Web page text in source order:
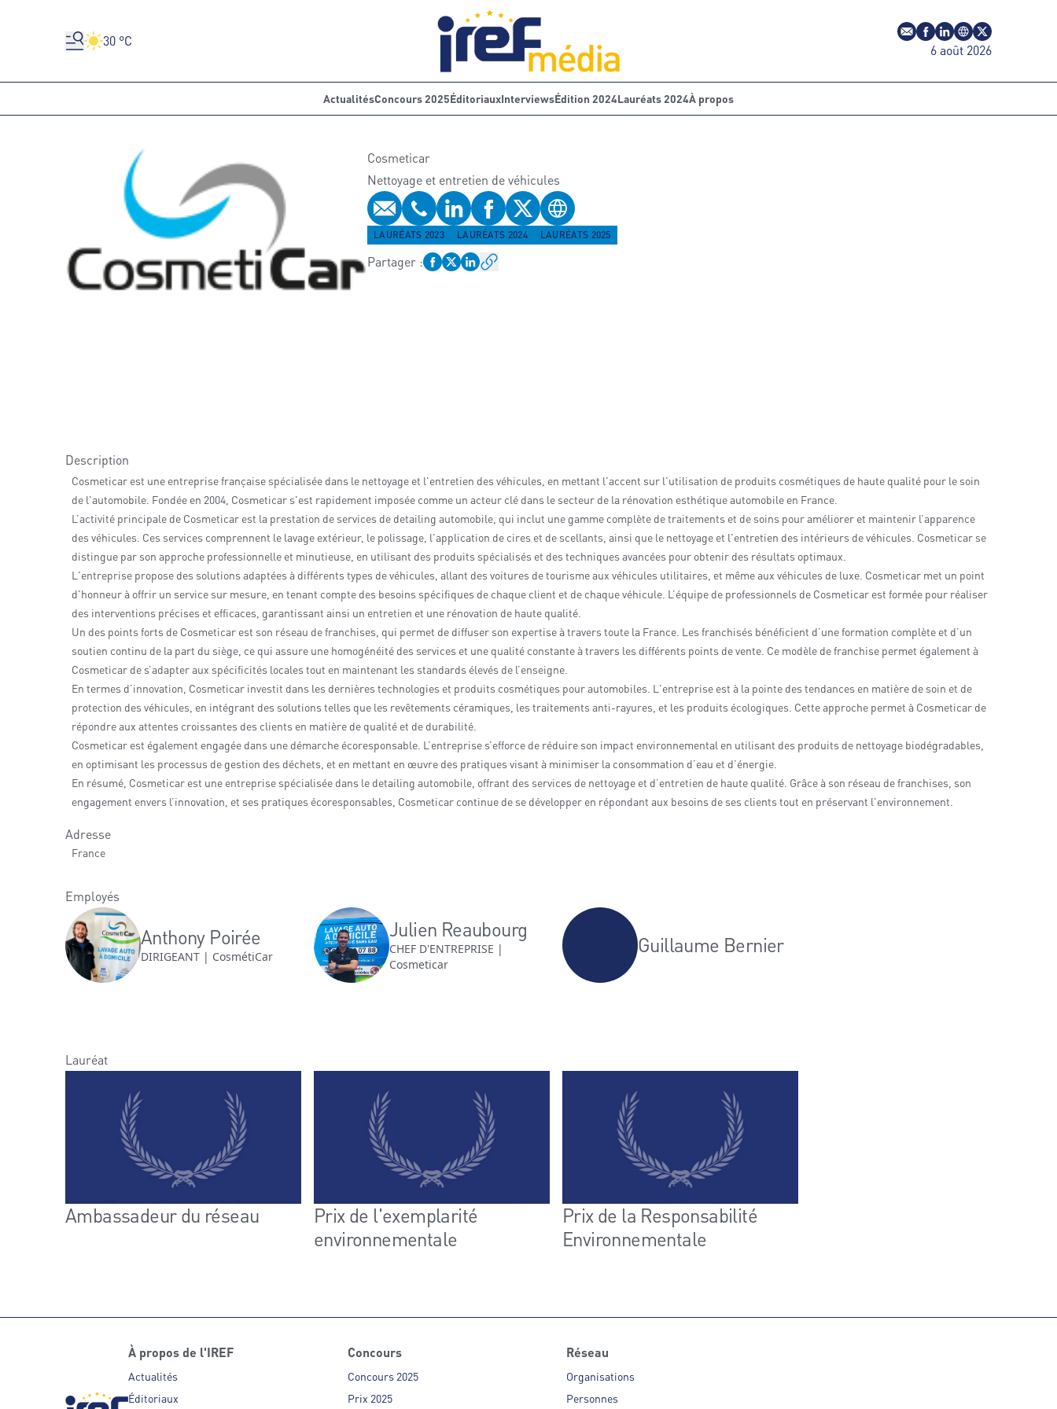
30 °C
E-mailProfil Facebook
Profil LinkedIn
Site webProfil Twitter
6 août 2026
ActualitésConcours 2025ÉditoriauxInterviewsÉdition 2024Lauréats 2024À propos
Cosmeticar
Nettoyage et entretien de véhicules
E-mailTéléphoneProfil LinkedIn
Profil Facebook
Profil Twitter
Site web
LAURÉATS 2023 LAURÉATS 2024 LAURÉATS 2025
Partager :
Description
Cosmeticar est une entreprise française spécialisée dans le nettoyage et l'entretien des véhicules, en mettant l'accent sur l'utilisation de produits cosmétiques de haute qualité pour le soin
de l'automobile. Fondée en 2004, Cosmeticar s'est rapidement imposée comme un acteur clé dans le secteur de la rénovation esthétique automobile en France.
L’activité principale de Cosmeticar est la prestation de services de detailing automobile, qui inclut une gamme complète de traitements et de soins pour améliorer et maintenir l’apparence
des véhicules. Ces services comprennent le lavage extérieur, le polissage, l'application de cires et de scellants, ainsi que le nettoyage et l'entretien des intérieurs de véhicules. Cosmeticar se
distingue par son approche professionnelle et minutieuse, en utilisant des produits spécialisés et des techniques avancées pour obtenir des résultats optimaux.
L'entreprise propose des solutions adaptées à différents types de véhicules, allant des voitures de tourisme aux véhicules utilitaires, et même aux véhicules de luxe. Cosmeticar met un point
d'honneur à offrir un service sur mesure, en tenant compte des besoins spécifiques de chaque client et de chaque véhicule. L’équipe de professionnels de Cosmeticar est formée pour réaliser
des interventions précises et efficaces, garantissant ainsi un entretien et une rénovation de haute qualité.
Un des points forts de Cosmeticar est son réseau de franchises, qui permet de diffuser son expertise à travers toute la France. Les franchisés bénéficient d’une formation complète et d’un
soutien continu de la part du siège, ce qui assure une homogénéité des services et une qualité constante à travers les différents points de vente. Ce modèle de franchise permet également à
Cosmeticar de s’adapter aux spécificités locales tout en maintenant les standards élevés de l’enseigne.
En termes d’innovation, Cosmeticar investit dans les dernières technologies et produits cosmétiques pour automobiles. L'entreprise est à la pointe des tendances en matière de soin et de
protection des véhicules, en intégrant des solutions telles que les revêtements céramiques, les traitements anti-rayures, et les produits écologiques. Cette approche permet à Cosmeticar de
répondre aux attentes croissantes des clients en matière de qualité et de durabilité.
Cosmeticar est également engagée dans une démarche écoresponsable. L’entreprise s’efforce de réduire son impact environnemental en utilisant des produits de nettoyage biodégradables,
en optimisant les processus de gestion des déchets, et en mettant en œuvre des pratiques visant à minimiser la consommation d’eau et d’énergie.
En résumé, Cosmeticar est une entreprise spécialisée dans le detailing automobile, offrant des services de nettoyage et d’entretien de haute qualité. Grâce à son réseau de franchises, son
engagement envers l’innovation, et ses pratiques écoresponsables, Cosmeticar continue de se développer en répondant aux besoins de ses clients tout en préservant l'environnement.
Adresse
France
Employés
Anthony Poirée
DIRIGEANT | CosmétiCar
Julien Reaubourg
CHEF D'ENTREPRISE |
Cosmeticar
Guillaume Bernier
Lauréat
Ambassadeur du réseau
Prix de l'exemplarité
environnementale
Prix de la Responsabilité
Environnementale
À propos de l'IREF
Actualités
Éditoriaux
Concours
Concours 2025
Prix 2025
Réseau
Organisations
Personnes